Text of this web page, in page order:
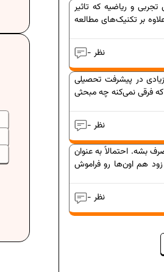
دانلود رایگان نمونه سوالات امتحانی...
دانلود رایگان نمونه سوالات امتحان...
برنامه‌ ریزی درسی هفتم
و ریاضیه که تاثیر
بر تکنیک‌های مطالعه
- نظر
در پیشرفت تحصیلی
که فرقی نمی‌کنه چه مبحثی
- نظر
بشه. احتمالاً به عنوان
هم اون‌ها رو فراموش
- نظر